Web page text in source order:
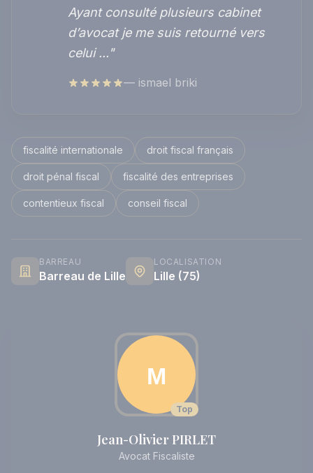
Ayant consulté plusieurs cabinet
d’avocat je me suis retourné vers
celui ..."
— ismael briki
fiscalité internationale droit fiscal français
droit pénal fiscal fiscalité des entreprises
contentieux fiscal conseil fiscal
BARREAU
Barreau de Lille
LOCALISATION
Lille (75)
Top
Jean-Olivier PIRLET
Avocat Fiscaliste